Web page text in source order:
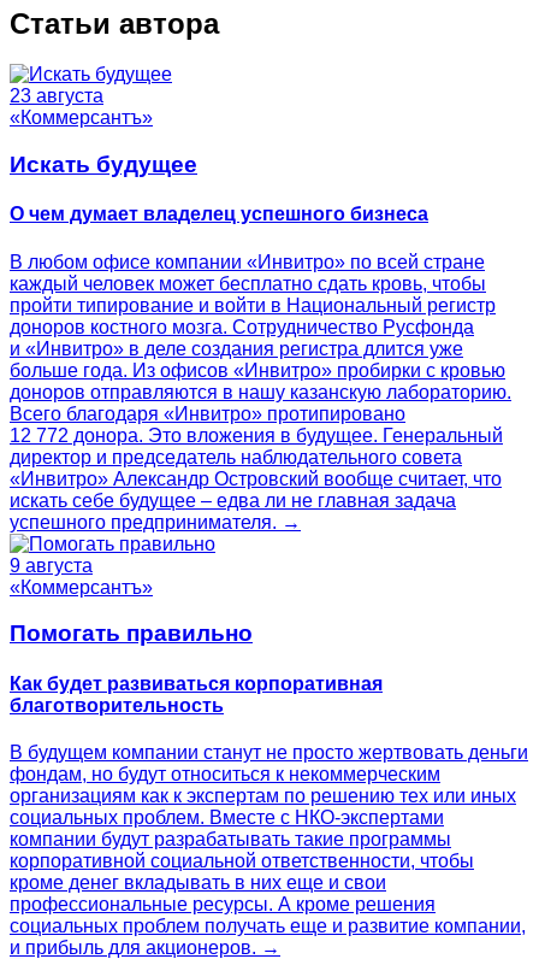
Статьи автора
23 августа
«Коммерсантъ»
Искать будущее
О чем думает владелец успешного бизнеса
В любом офисе компании «Инвитро» по всей стране
каждый человек может бесплатно сдать кровь, чтобы
пройти типирование и войти в Национальный регистр
доноров костного мозга. Сотрудничество Русфонда
и «Инвитро» в деле создания регистра длится уже
больше года. Из офисов «Инвитро» пробирки с кровью
доноров отправляются в нашу казанскую лабораторию.
Всего благодаря «Инвитро» протипировано
12 772 донора. Это вложения в будущее. Генеральный
директор и председатель наблюдательного совета
«Инвитро» Александр Островский вообще считает, что
искать себе будущее – едва ли не главная задача
успешного предпринимателя. →
9 августа
«Коммерсантъ»
Помогать правильно
Как будет развиваться корпоративная
благотворительность
В будущем компании станут не просто жертвовать деньги
фондам, но будут относиться к некоммерческим
организациям как к экспертам по решению тех или иных
социальных проблем. Вместе с НКО-экспертами
компании будут разрабатывать такие программы
корпоративной социальной ответственности, чтобы
кроме денег вкладывать в них еще и свои
профессиональные ресурсы. А кроме решения
социальных проблем получать еще и развитие компании,
и прибыль для акционеров. →